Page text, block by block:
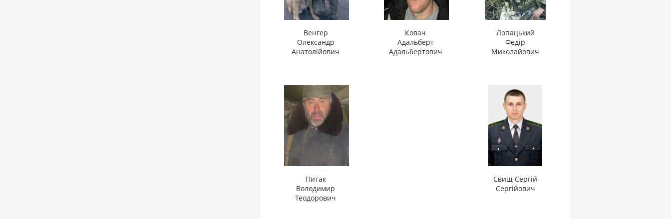
Венгер
Олександр
Анатолійович
Ковач
Адальберт
Адальбертович
Лопацький
Федір
Миколайович
Питак
Володимир
Теодорович
Свищ Сергій
Сергійович